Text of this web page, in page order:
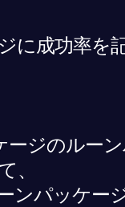
に成功率を
ジのルーン
、
ンパッケ